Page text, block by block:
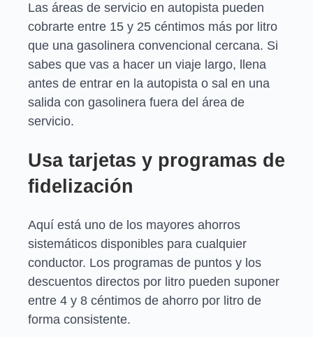
Las áreas de servicio en autopista pueden
cobrarte entre 15 y 25 céntimos más por litro
que una gasolinera convencional cercana. Si
sabes que vas a hacer un viaje largo, llena
antes de entrar en la autopista o sal en una
salida con gasolinera fuera del área de
servicio.
Usa tarjetas y programas de
fidelización
Aquí está uno de los mayores ahorros
sistemáticos disponibles para cualquier
conductor. Los programas de puntos y los
descuentos directos por litro pueden suponer
entre 4 y 8 céntimos de ahorro por litro de
forma consistente.